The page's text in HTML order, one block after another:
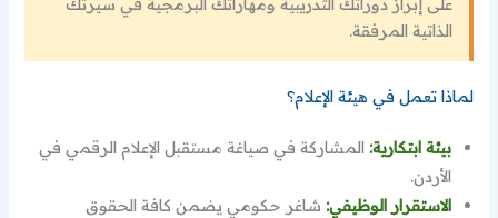
الذاتية المرفقة.
لماذا تعمل في هيئة الإعلام؟
بيئة ابتكارية: المشاركة في صياغة مستقبل الإعلام الرقمي في
الأردن.
الاستقرار الوظيفي: شاغر حكومي يضمن كافة الحقوق